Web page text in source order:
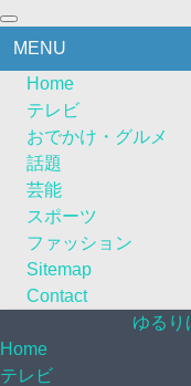
MENU
Home
テレビ
おでかけ・グルメ
話題
芸能
スポーツ
ファッション
Sitemap
Contact
ゆるり
Home
テレビ